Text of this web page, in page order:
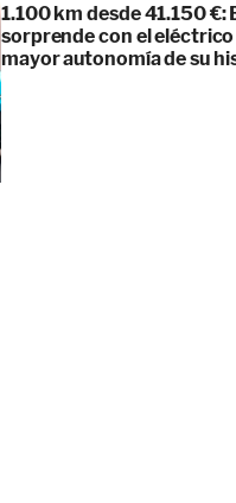
1.100 km desde 41.150 €:
sorprende con el
mayor autonomía de su